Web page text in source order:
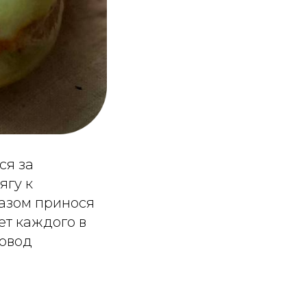
за
к
принося
каждого в